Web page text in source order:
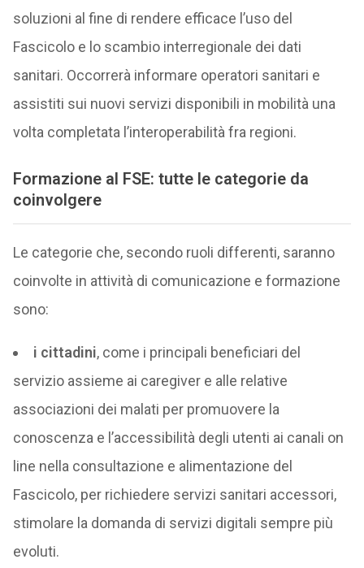
soluzioni al fine di rendere efficace l’uso del
Fascicolo e lo scambio interregionale dei dati
sanitari. Occorrerà informare operatori sanitari e
assistiti sui nuovi servizi disponibili in mobilità una
volta completata l’interoperabilità fra regioni.
Formazione al FSE: tutte le categorie da
coinvolgere
Le categorie che, secondo ruoli differenti, saranno
coinvolte in attività di comunicazione e formazione
sono:
i cittadini, come i principali beneficiari del
servizio assieme ai caregiver e alle relative
associazioni dei malati per promuovere la
conoscenza e l’accessibilità degli utenti ai canali on
line nella consultazione e alimentazione del
Fascicolo, per richiedere servizi sanitari accessori,
stimolare la domanda di servizi digitali sempre più
evoluti.